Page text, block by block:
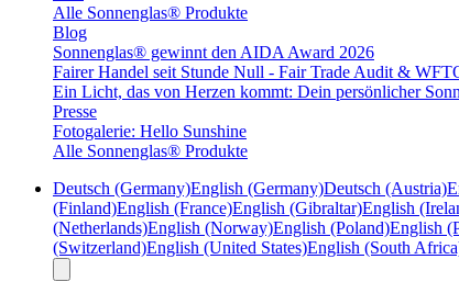
Alle Sonnenglas® Produkte
Blog
Sonnenglas® gewinnt den AIDA Award 2026
Fairer Handel seit Stunde Null - Fair Trade Audit &
Ein Licht, das von Herzen kommt: Dein persönlicher
Presse
Fotogalerie: Hello Sunshine
Alle Sonnenglas® Produkte
Deutsch (Germany)English (Germany)Deutsch (Austria)
(Finland)English (France)English (Gibraltar)English
(Netherlands)English (Norway)English (Poland)English
(Switzerland)English (United States)English (South